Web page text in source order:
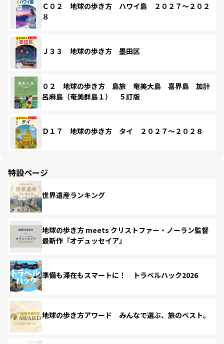
Ｃ０２ 地球の歩き方 ハワイ島 ２０２７～２０２
８
Ｊ３３ 地球の歩き方 墨田区
０２ 地球の歩き方 島旅 奄美大島 喜界島 加計
呂麻島（奄美群島１） ５訂版
Ｄ１７ 地球の歩き方 タイ ２０２７～２０２８
特設ページ
世界遺産ランキング
地球の歩き方 meets クリストファー・ノーラン監督
最新作『オデュッセイア』
準備も滞在もスマートに！ トラベルハック2026
地球の歩き方アワード みんなで選ぶ、旅のベスト。